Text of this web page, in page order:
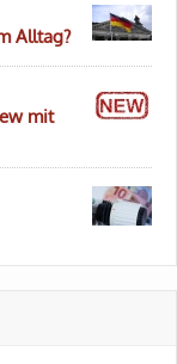
Alltag?
mit